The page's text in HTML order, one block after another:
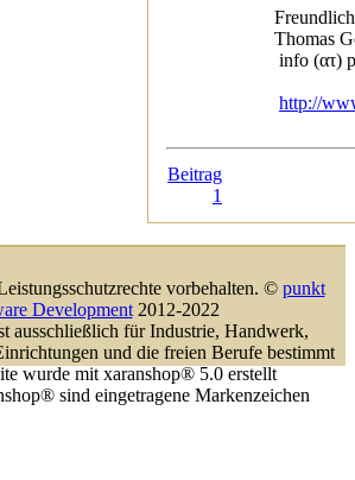
Thomas
info (ατ)
http://
Beitrag
1
vorbehalten. © punkt
Development2012-2022
ausschließlich für Industrie, Handwerk,
und die freien Berufe bestimmt
wurde mit xaranshop® 5.0 erstellt
sind eingetragene Markenzeichen